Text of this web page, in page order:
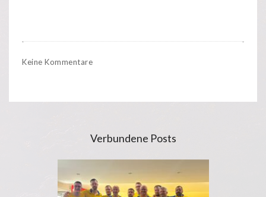
Keine Kommentare
Verbundene Posts